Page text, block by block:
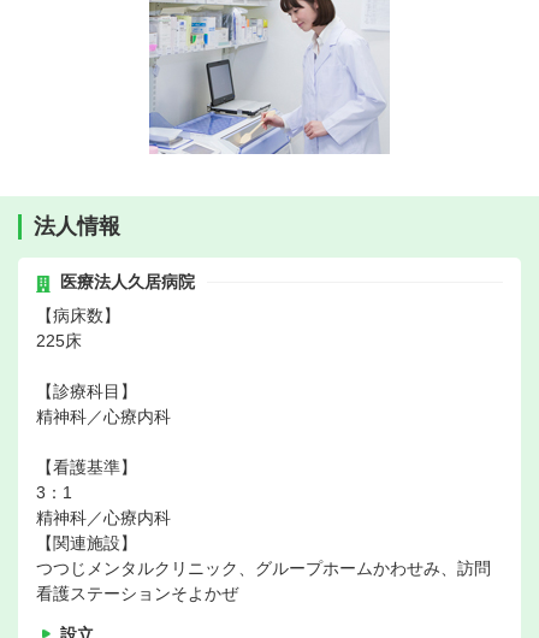
法人情報
医療法人久居病院
【病床数】
225床
【診療科目】
精神科／心療内科
【看護基準】
3：1
精神科／心療内科
【関連施設】
つつじメンタルクリニック、グループホームかわせみ、訪問
看護ステーションそよかぜ
設立